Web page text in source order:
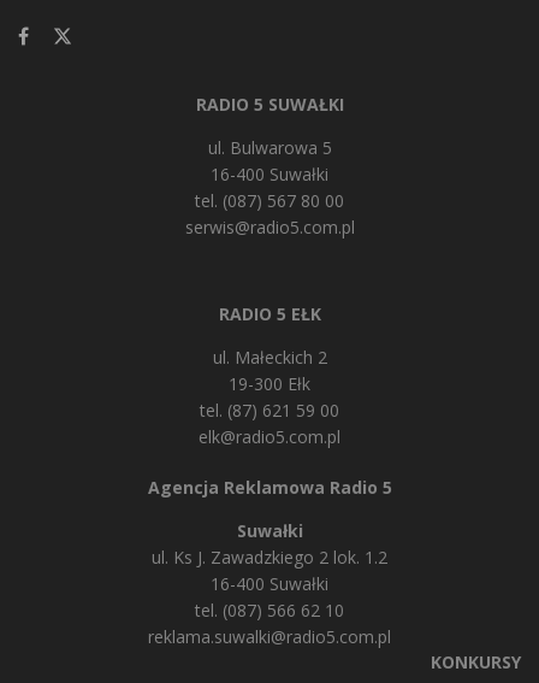
RADIO 5 SUWAŁKI
ul. Bulwarowa 5
16-400 Suwałki
tel. (087) 567 80 00
serwis@radio5.com.pl
RADIO 5 EŁK
ul. Małeckich 2
19-300 Ełk
tel. (87) 621 59 00
elk@radio5.com.pl
Agencja Reklamowa Radio 5
Suwałki
ul. Ks J. Zawadzkiego 2 lok. 1.2
16-400 Suwałki
tel. (087) 566 62 10
reklama.suwalki@radio5.com.pl
KONKURSY